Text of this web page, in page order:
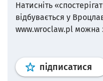
Натисніть
відбувається у
www.wroclaw.pl можна
підписатися